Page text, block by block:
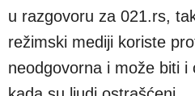
u razgovoru za 021.rs,
režimski mediji koriste
neodgovorna i može biti i